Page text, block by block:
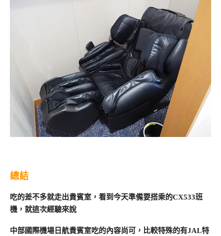
總結
吃的差不多就走出貴賓室，看到今天準備要搭乘的CX533班
機，就這次經驗來說
中部國際機場日航貴賓室吃的內容尚可，比較特殊的有JAL特